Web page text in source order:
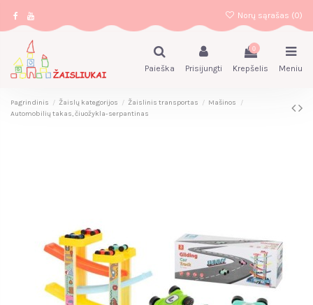
Norų sąrašas (0)
Paieška Prisijungti
0
Krepšelis Meniu
Pagrindinis Žaislų kategorijos Žaislinis transportas
Mašinos
Automobilių takas, čiuožykla-serpantinas